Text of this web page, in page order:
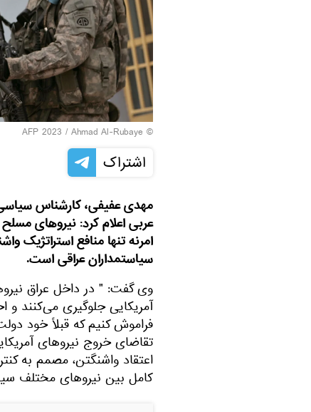
© AFP 2023 / Ahmad Al-Rubaye
اشتراک
مهدی عفیفی، کارشناس
عربی اعلام کرد: نیروهای
امرنه تنها منافع استراتژیک
سیاستمداران عراقی است.
وی گفت: " در داخل عراق
آمریکایی جلوگیری می‌کنند و
فراموش کنیم که قبلاً خود
تقاضای خروج نیروهای
اعتقاد واشنگتن، مصمم به
کامل بین نیروهای مختلف